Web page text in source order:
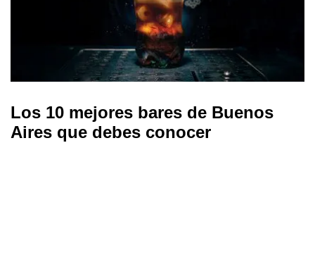
Los 10 mejores bares de Buenos
Aires que debes conocer